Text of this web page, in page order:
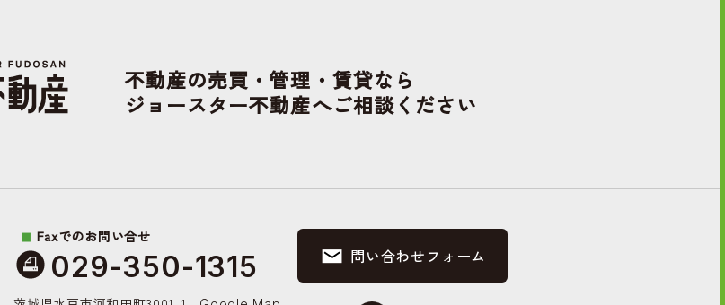
不動産の売買・管理・賃貸なら
ジョースター不動産へご相談ください
Faxでのお問い合せ
029-350-1315 問い合わせフォーム